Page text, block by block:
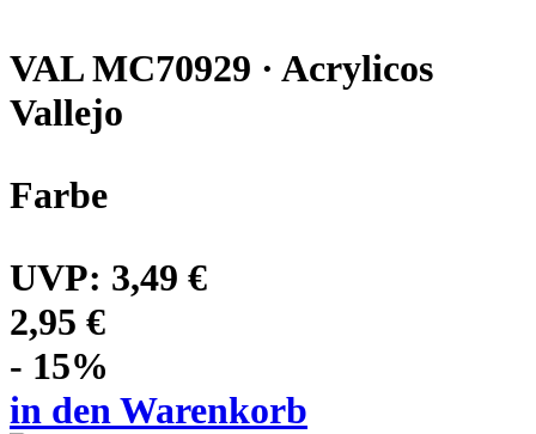
VAL MC70929 · Acrylicos
Vallejo
Farbe
UVP: 3,49 €
2,95 €
- 15%
in den Warenkorb